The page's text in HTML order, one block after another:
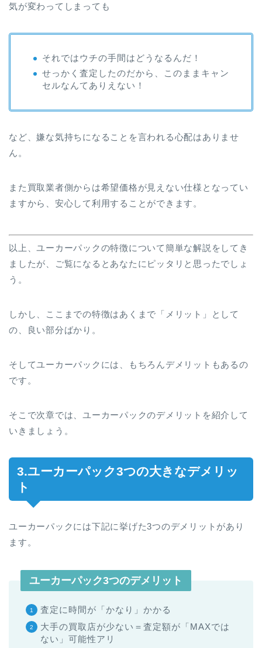
気が変わってしまっても
それではウチの手間はどうなるんだ！
せっかく査定したのだから、このままキャン
セルなんてありえない！
など、嫌な気持ちになることを言われる心配はありませ
ん。
また買取業者側からは希望価格が見えない仕様となってい
ますから、安心して利用することができます。
以上、ユーカーパックの特徴について簡単な解説をしてき
ましたが、ご覧になるとあなたにピッタリと思ったでしょ
う。
しかし、ここまでの特徴はあくまで「メリット」として
の、良い部分ばかり。
そしてユーカーパックには、もちろんデメリットもあるの
です。
そこで次章では、ユーカーパックのデメリットを紹介して
いきましょう。
3.ユーカーパック3つの大きなデメリッ
ト
ユーカーパックには下記に挙げた3つのデメリットがあり
ます。
ユーカーパック3つのデメリット
査定に時間が「かなり」かかる
大手の買取店が少ない＝査定額が「MAXでは
ない」可能性アリ